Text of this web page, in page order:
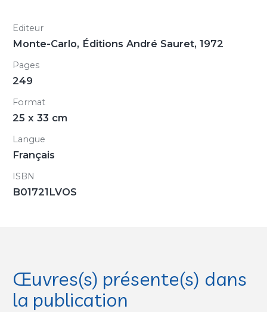
Editeur
Monte-Carlo, Éditions André Sauret, 1972
Pages
249
Format
25 x 33 cm
Langue
Français
ISBN
B01721LVOS
Œuvres(s) présente(s) dans
la publication